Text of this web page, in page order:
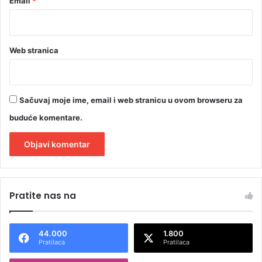
Web stranica
Sačuvaj moje ime, email i web stranicu u ovom browseru za
buduće komentare.
t
n
Pratite nas na
44.000
Pratilaca
1.800
Pratilaca